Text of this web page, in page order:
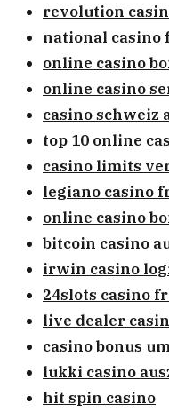
revolution
national casino
online casino
online casino
casino schweiz
top 10 online
casino limits
legiano casino
online casino
bitcoin casino
irwin casino
24slots casino
live dealer
casino bonus
lukki casino
hit spin casino